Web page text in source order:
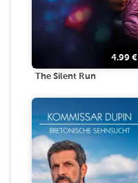
4.99 €
The Silent Run